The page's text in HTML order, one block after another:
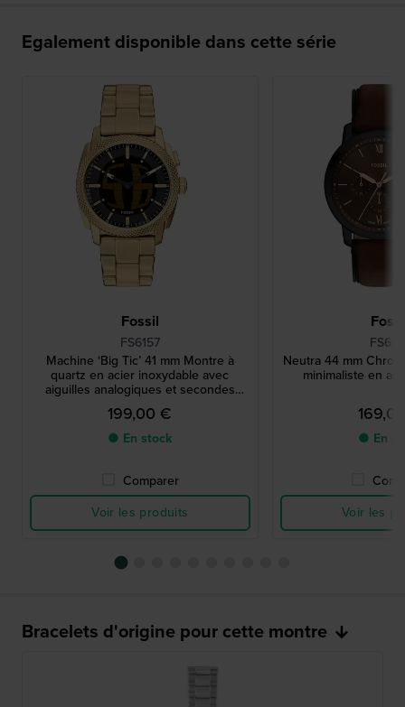
Egalement disponible dans cette série
Fossil
FS6157
Machine ‘Big Ticʼ 41 mm Montre à
quartz en acier inoxydable avec
aiguilles analogiques et secondes
numériques
199,00 €
● En stock
Comparer
Voir les produits
Neutra 44 mm
minimaliste en
● En
Voir les
Bracelets d'origine pour cette montre